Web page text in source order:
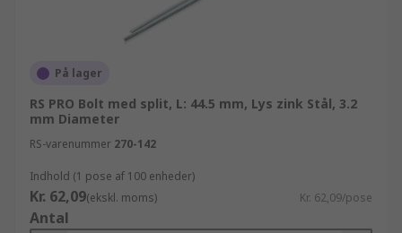
På lager
RS PRO Bolt med split, L: 44.5 mm, Lys zink Stål, 3.2
mm Diameter
RS-varenummer 270-142
Indhold (1 pose af 100 enheder)
Kr. 62,09(ekskl. moms) Kr. 62,09/pose
Antal